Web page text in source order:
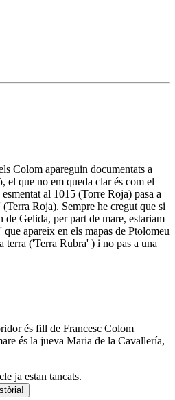
Colom apareguin documentats a
el que no em queda clar és com el
al 1015 (Torre Roja) pasa a
Roja). Sempre he cregut que si
de Gelida, per part de mare, estariam
apareix en els mapas de Ptolomeu
terra ('Terra Rubra' ) i no pas a una
és fill de Francesc Colom
és la jueva Maria de la Cavallería,
ja estan tancats.